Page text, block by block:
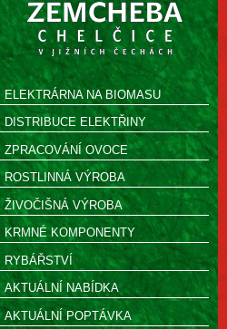
ELEKTRÁRNA NA BIOMASU
DISTRIBUCE ELEKTŘINY
ZPRACOVÁNÍ OVOCE
ROSTLINNÁ VÝROBA
ŽIVOČIŠNÁ VÝROBA
KRMNÉ KOMPONENTY
RYBÁŘSTVÍ
AKTUÁLNÍ NABÍDKA
AKTUÁLNÍ POPTÁVKA